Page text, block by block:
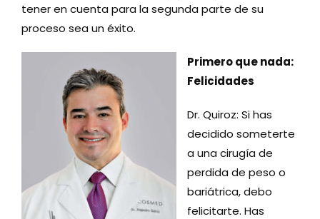
tener en cuenta para la segunda parte de su
proceso sea un éxito.
Primero que nada:
Felicidades
Dr. Quiroz: Si has
decidido someterte
a una cirugía de
perdida de peso o
bariátrica, debo
felicitarte. Has